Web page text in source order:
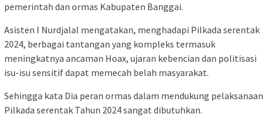
pemerintah dan ormas Kabupaten Banggai.
Asisten I Nurdjalal mengatakan, menghadapi Pilkada serentak
2024, berbagai tantangan yang kompleks termasuk
meningkatnya ancaman Hoax, ujaran kebencian dan politisasi
isu-isu sensitif dapat memecah belah masyarakat.
Sehingga kata Dia peran ormas dalam mendukung pelaksanaan
Pilkada serentak Tahun 2024 sangat dibutuhkan.